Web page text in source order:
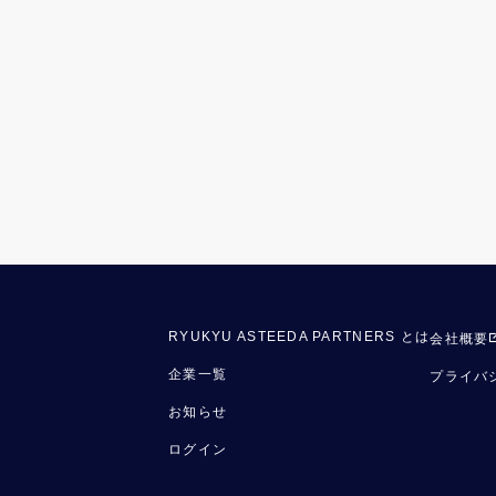
RYUKYU ASTEEDA PARTNERS とは
企業一覧
お知らせ
ログイン
会社概要
プライバ